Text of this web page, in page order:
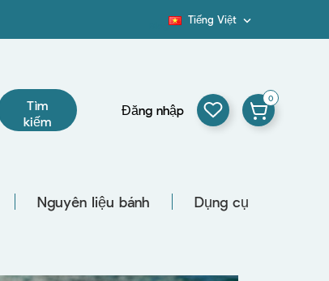
Tiếng Việt 
Tìm
kiếm
Đăng nhập
0
Nguyên liệu bánh
Dụng cụ